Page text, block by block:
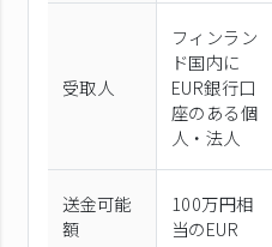
受取人
フィンラン
ド国内に
EUR銀行口
座のある個
人・法人
送金可能
額
100万円相
当のEUR